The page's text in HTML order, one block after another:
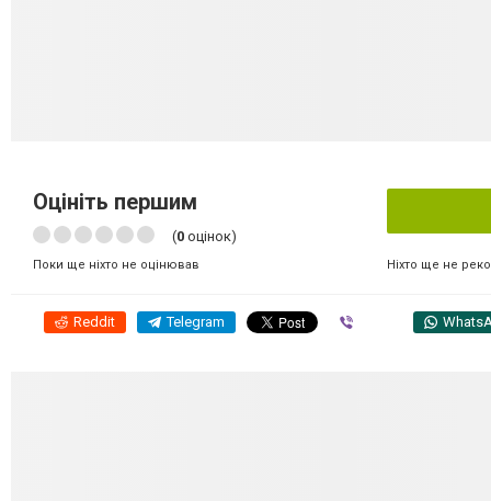
Оцініть першим
(0 оцінок)
Поки ще ніхто не оцінював Ніхто ще не
Reddit Telegram